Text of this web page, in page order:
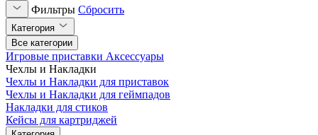
Фильтры Сбросить
Категория
Все категории
Игровые приставки Аксессуары
Чехлы и Накладки
Чехлы и Накладки для приставок
Чехлы и Накладки для геймпадов
Накладки для стиков
Кейсы для картриджей